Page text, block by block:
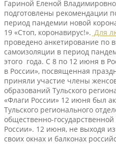
Гариной Еленой
подготовлены рекомендации
период пандемии новой
19 «Стоп, коронавирус!». Для
проведено анкетирование по
самоизоляции в период
этого года. С 8 по 12 июня в
в России», посвященная
приняли участие члены
образований Тульского
«Флаги России» 12 июня был
Тульского регионального
общественно-
России». 12 июня, не выходя
своих окнах и балконах